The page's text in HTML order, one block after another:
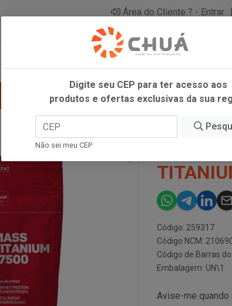
Área do Cliente ? - Entrar |
WHEY
Código: 259317
Código NCM:
Código de Barras
Embalagem: UN\1
Avise-me quando
Digite seu CEP para ter acesso aos
produtos e ofertas exclusivas da sua
Não sei meu CEP